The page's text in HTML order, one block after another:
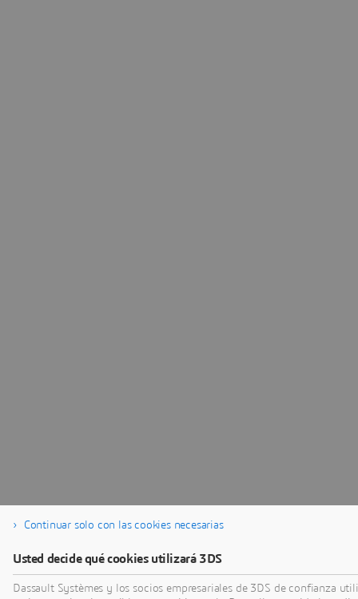
Continuar solo con las cookies necesarias
Usted decide qué cookies utilizará 3DS
Dassault Systèmes y los socios empresariales de 3DS de confianza